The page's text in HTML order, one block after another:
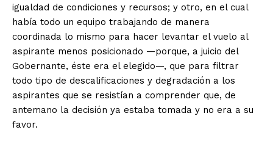
igualdad de condiciones y recursos; y otro, en el cual
había todo un equipo trabajando de manera
coordinada lo mismo para hacer levantar el vuelo al
aspirante menos posicionado —porque, a juicio del
Gobernante, éste era el elegido—, que para filtrar
todo tipo de descalificaciones y degradación a los
aspirantes que se resistían a comprender que, de
antemano la decisión ya estaba tomada y no era a su
favor.